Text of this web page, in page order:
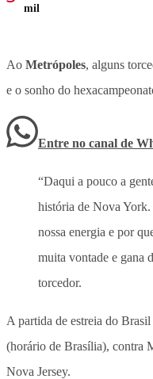
mil
Ao Metrópoles, alguns
e o sonho do
Entre no canal de
“Daqui a pouco a
história de Nova
nossa energia e por
muita vontade e gana
torcedor.
A partida de estreia do
(horário de Brasília), contra
Nova Jersey.